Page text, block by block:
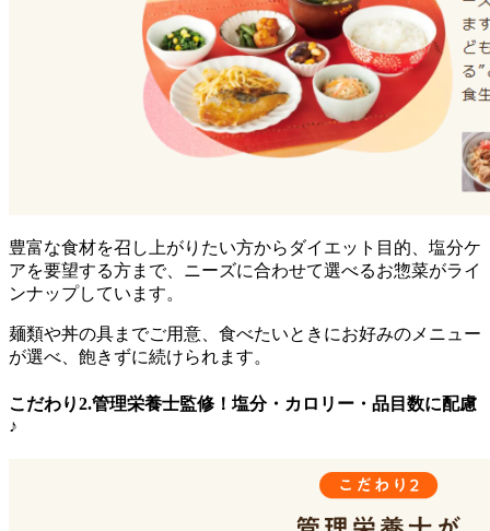
豊富な食材を召し上がりたい方からダイエット目的、塩分ケ
アを要望する方まで、ニーズに合わせて選べるお惣菜がライ
ンナップしています。
麺類や丼の具までご用意、食べたいときにお好みのメニュー
が選べ、飽きずに続けられます。
こだわり2.管理栄養士監修！塩分・カロリー・品目数に配慮
♪